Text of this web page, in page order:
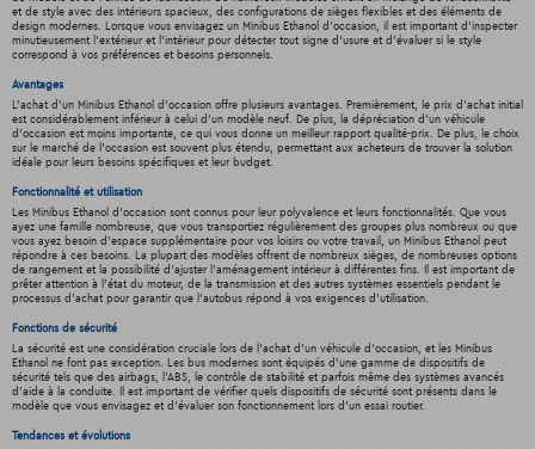
et de style avec des intérieurs spacieux, des configurations de sièges flexibles et des éléments de
design modernes. Lorsque vous envisagez un Minibus Ethanol d'occasion, il est important d'inspecter
minutieusement l'extérieur et l'intérieur pour détecter tout signe d'usure et d'évaluer si le style
correspond à vos préférences et besoins personnels.
Avantages
L'achat d'un Minibus Ethanol d'occasion offre plusieurs avantages. Premièrement, le prix d’achat initial
est considérablement inférieur à celui d’un modèle neuf. De plus, la dépréciation d’un véhicule
d’occasion est moins importante, ce qui vous donne un meilleur rapport qualité-prix. De plus, le choix
sur le marché de l'occasion est souvent plus étendu, permettant aux acheteurs de trouver la solution
idéale pour leurs besoins spécifiques et leur budget.
Fonctionnalité et utilisation
Les Minibus Ethanol d'occasion sont connus pour leur polyvalence et leurs fonctionnalités. Que vous
ayez une famille nombreuse, que vous transportiez régulièrement des groupes plus nombreux ou que
vous ayez besoin d'espace supplémentaire pour vos loisirs ou votre travail, un Minibus Ethanol peut
répondre à ces besoins. La plupart des modèles offrent de nombreux sièges, de nombreuses options
de rangement et la possibilité d'ajuster l'aménagement intérieur à différentes fins. Il est important de
prêter attention à l'état du moteur, de la transmission et des autres systèmes essentiels pendant le
processus d'achat pour garantir que l'autobus répond à vos exigences d'utilisation.
Fonctions de sécurité
La sécurité est une considération cruciale lors de l'achat d'un véhicule d'occasion, et les Minibus
Ethanol ne font pas exception. Les bus modernes sont équipés d'une gamme de dispositifs de
sécurité tels que des airbags, l'ABS, le contrôle de stabilité et parfois même des systèmes avancés
d'aide à la conduite. Il est important de vérifier quels dispositifs de sécurité sont présents dans le
modèle que vous envisagez et d'évaluer son fonctionnement lors d'un essai routier.
Tendances et évolutions